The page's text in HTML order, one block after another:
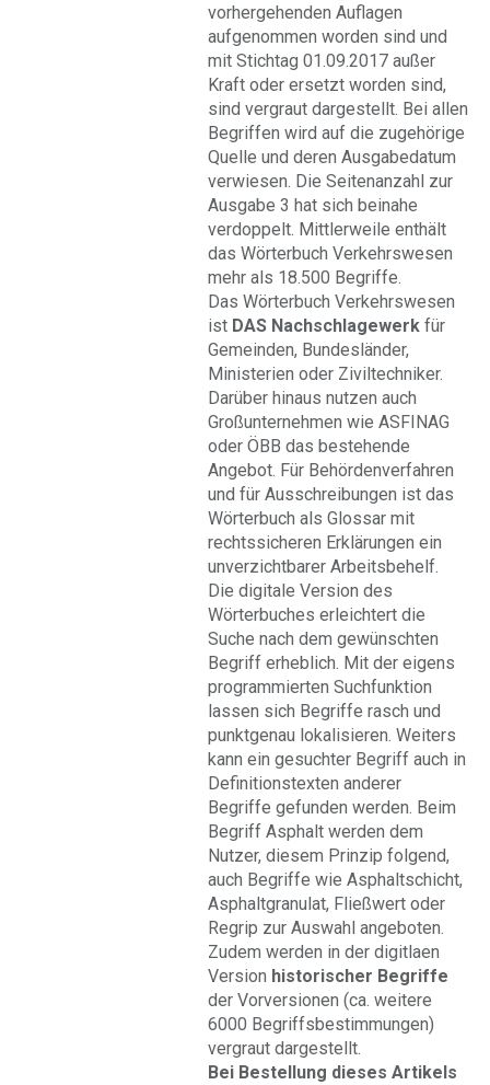
vorhergehenden Auflagen
aufgenommen worden sind und
mit Stichtag 01.09.2017 außer
Kraft oder ersetzt worden sind,
sind vergraut dargestellt. Bei allen
Begriffen wird auf die zugehörige
Quelle und deren Ausgabedatum
verwiesen. Die Seitenanzahl zur
Ausgabe 3 hat sich beinahe
verdoppelt. Mittlerweile enthält
das Wörterbuch Verkehrswesen
mehr als 18.500 Begriffe.
Das Wörterbuch Verkehrswesen
ist DAS Nachschlagewerk für
Gemeinden, Bundesländer,
Ministerien oder Ziviltechniker.
Darüber hinaus nutzen auch
Großunternehmen wie ASFINAG
oder ÖBB das bestehende
Angebot. Für Behördenverfahren
und für Ausschreibungen ist das
Wörterbuch als Glossar mit
rechtssicheren Erklärungen ein
unverzichtbarer Arbeitsbehelf.
Die digitale Version des
Wörterbuches erleichtert die
Suche nach dem gewünschten
Begriff erheblich. Mit der eigens
programmierten Suchfunktion
lassen sich Begriffe rasch und
punktgenau lokalisieren. Weiters
kann ein gesuchter Begriff auch in
Definitionstexten anderer
Begriffe gefunden werden. Beim
Begriff Asphalt werden dem
Nutzer, diesem Prinzip folgend,
auch Begriffe wie Asphaltschicht,
Asphaltgranulat, Fließwert oder
Regrip zur Auswahl angeboten.
Zudem werden in der digitlaen
Version historischer Begriffe
der Vorversionen (ca. weitere
6000 Begriffsbestimmungen)
vergraut dargestellt.
Bei Bestellung dieses Artikels